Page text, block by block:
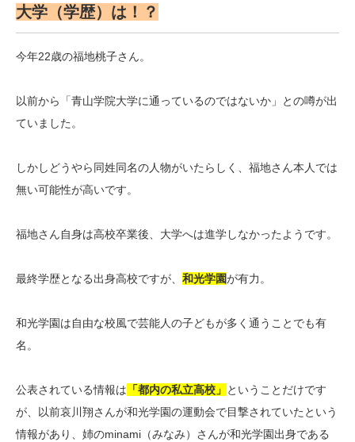
大学（学歴）は！？
今年22歳の福地桃子さん。
以前から「青山学院大学に通っているのではないか」との噂が出
ていました。
しかしどうやら同姓同名の人物がいたらしく、福地さん本人では
無い可能性が高いです。
福地さん自身は高校卒業後、大学へは進学しなかったようです。
最終学歴となる出身高校ですが、 和光学園が有力。
和光学園は自由な校風で芸能人の子どもが多く通うことでも有
名。
公表されている情報は 「都内の私立高校」 ということだけです
が、以前哀川翔さんが和光学園の運動会で目撃されていたという
情報があり、姉のminami（みなみ）さんが和光学園出身である